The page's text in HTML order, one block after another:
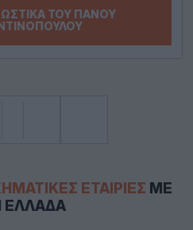
ΤΟΥ ΠΆΝΟΥ
ΕΤΑΙΡΊΕΣ ΜΕ
ΕΛΛΆΔΑ